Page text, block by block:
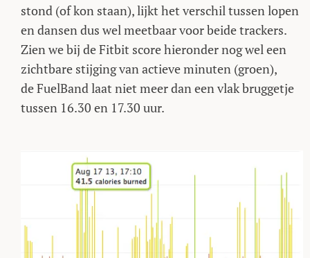
stond (of kon staan), lijkt het verschil tussen lopen
en dansen dus wel meetbaar voor beide trackers.
Zien we bij de Fitbit score hieronder nog wel een
zichtbare stijging van actieve minuten (groen),
de FuelBand laat niet meer dan een vlak bruggetje
tussen 16.30 en 17.30 uur.